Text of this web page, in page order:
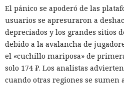
El pánico se apoderó de las
usuarios se apresuraron a
depreciados y los grandes sitios
debido a la avalancha de
el «cuchillo mariposa» de
solo 174 ₽. Los analistas
cuando otras regiones se sumen